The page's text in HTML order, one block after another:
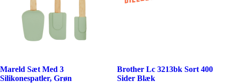
Mareld Sæt Med 3
Silikonespatler, Grøn
Brother Lc 3213bk Sort 400
Sider Blæk